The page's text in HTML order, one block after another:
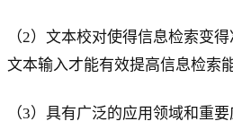
（2）文本校对使得信息检索变
文本输入才能有效提高信息检索能
（3）具有广泛的应用领域和重